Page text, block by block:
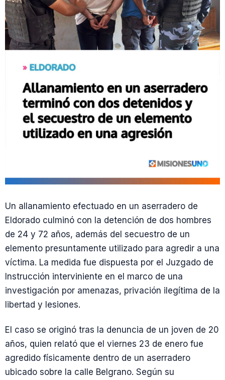
Un allanamiento efectuado en un aserradero de
Eldorado culminó con la detención de dos hombres
de 24 y 72 años, además del secuestro de un
elemento presuntamente utilizado para agredir a una
víctima. La medida fue dispuesta por el Juzgado de
Instrucción interviniente en el marco de una
investigación por amenazas, privación ilegítima de la
libertad y lesiones.
El caso se originó tras la denuncia de un joven de 20
años, quien relató que el viernes 23 de enero fue
agredido físicamente dentro de un aserradero
ubicado sobre la calle Belgrano. Según su